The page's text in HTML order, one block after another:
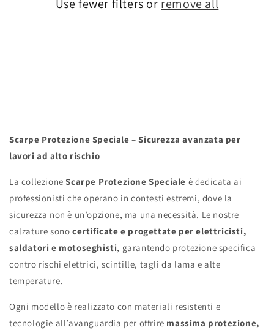
Use fewer filters or remove all
Scarpe Protezione Speciale – Sicurezza avanzata per
lavori ad alto rischio
La collezioneScarpe Protezione Speciale è dedicata ai
professionisti che operano in contesti estremi, dove la
sicurezza non è un’opzione, ma una necessità. Le nostre
calzature sono certificate e progettate per elettricisti,
saldatori e motoseghisti, garantendo protezione specifica
contro rischi elettrici, scintille, tagli da lama e alte
temperature.
Ogni modello è realizzato con materiali resistenti e
tecnologie all’avanguardia per offrire massima protezione,